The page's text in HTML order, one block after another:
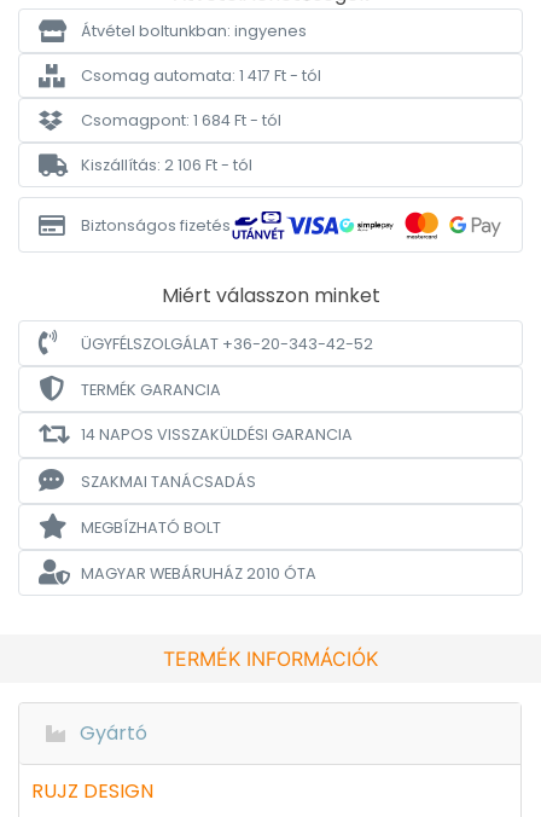
Átvétel boltunkban: ingyenes
Csomag automata: 1 417 Ft - tól
Csomagpont: 1 684 Ft - tól
Kiszállítás: 2 106 Ft - tól
Biztonságos fizetés
Miért válasszon minket
ÜGYFÉLSZOLGÁLAT +36-20-343-42-52
TERMÉK GARANCIA
14 NAPOS VISSZAKÜLDÉSI GARANCIA
SZAKMAI TANÁCSADÁS
MEGBÍZHATÓ BOLT
MAGYAR WEBÁRUHÁZ2010 ÓTA
TERMÉK INFORMÁCIÓK
Gyártó
RUJZ DESIGN